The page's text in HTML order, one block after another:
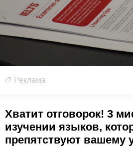
Реклама
Хватит отговорок! 3
изучении языков,
препятствуют вашему